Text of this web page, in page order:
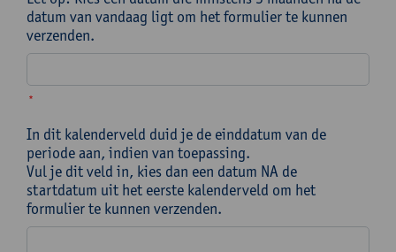
datum van vandaag ligt om het formulier te kunnen
verzenden.
*
In dit kalenderveld duid je de einddatum van de
periode aan, indien van toepassing.
Vul je dit veld in, kies dan een datum NA de
startdatum uit het eerste kalenderveld om het
formulier te kunnen verzenden.